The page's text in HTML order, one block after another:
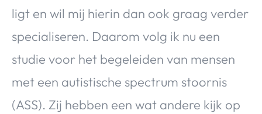
ligt en wil mij hierin dan ook graag verder
specialiseren. Daarom volg ik nu een
studie voor het begeleiden van mensen
met een autistische spectrum stoornis
(ASS). Zij hebben een wat andere kijk op